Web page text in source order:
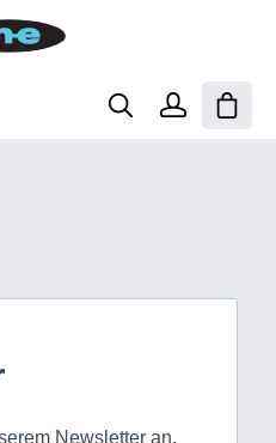
Newsletter an,